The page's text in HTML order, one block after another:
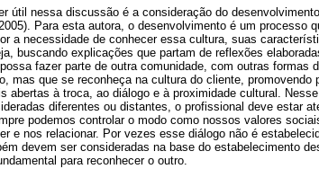
útil nessa discussão é a consideração do
Para esta autora, o desenvolvimento é um processo
a necessidade de conhecer essa cultura, suas
buscando explicações que partam de reflexões
fazer parte de outra comunidade, com outras formas
mas que se reconheça na cultura do cliente, promovendo
abertas à troca, ao diálogo e à proximidade cultural.
diferentes ou distantes, o profissional deve estar
podemos controlar o modo como nossos valores
e nos relacionar. Por vezes esse diálogo não é
devem ser consideradas na base do estabelecimento
para reconhecer o outro.